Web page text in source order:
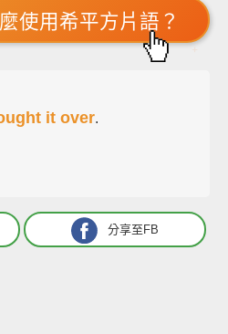
使用希平方片語？
it over.
分享至FB